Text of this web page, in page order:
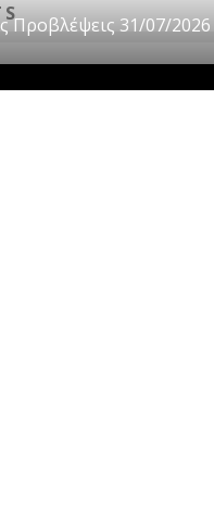
Προβλέψεις 31/07/2026